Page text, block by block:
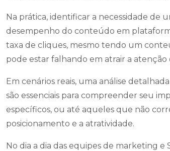
Na prática, identificar a necessidade de
desempenho do conteúdo em
taxa de cliques, mesmo tendo um
pode estar falhando em atrair a
Em cenários reais, uma análise
são essenciais para compreender seu
específicos, ou até aqueles que não
posicionamento e a atratividade.
No dia a dia das equipes de marketing